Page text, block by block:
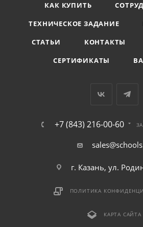
КАК КУПИТЬ
ТЕХНИЧЕСКОЕ ЗАДАНИЕ
СТАТЬИ
КОНТАКТЫ
СЕРТИФИКАТЫ
+7 (843) 216-00-60
г. Казань, ул.
ПОЛИТИКА
КАРТА САЙТА